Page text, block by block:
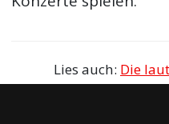
Lies auch: Die